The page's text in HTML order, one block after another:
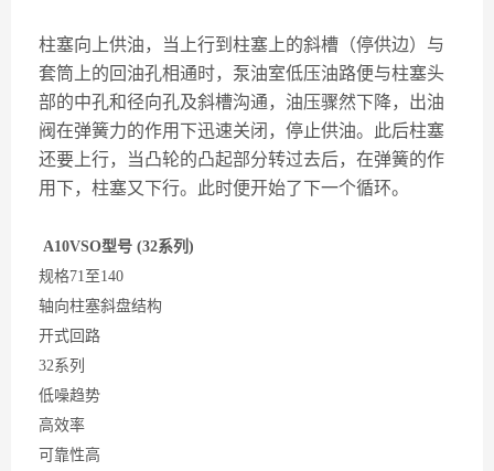
柱塞向上供油，当上行到柱塞上的斜槽（停供边）与
套筒上的回油孔相通时，泵油室低压油路便与柱塞头
部的中孔和径向孔及斜槽沟通，油压骤然下降，出油
阀在弹簧力的作用下迅速关闭，停止供油。此后柱塞
还要上行，当凸轮的凸起部分转过去后，在弹簧的作
用下，柱塞又下行。此时便开始了下一个循环。
A10VSO型号 (32系列)
规格71至140
轴向柱塞斜盘结构
开式回路
32系列
低噪趋势
高效率
可靠性高